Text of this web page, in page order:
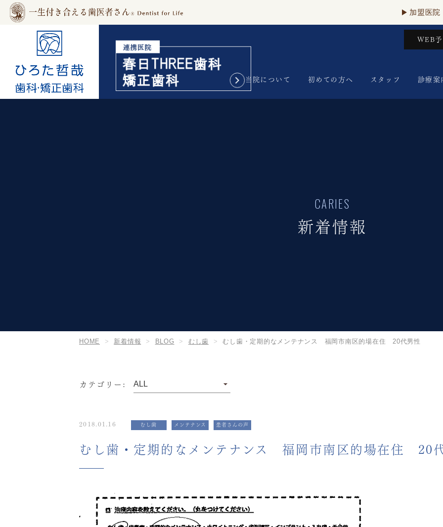
加盟医院
WEB
当院について 初めての方へ スタッフ 診療案
CARIES
新着情報
HOME 新着情報 BLOG むし歯 むし歯・定期的なメンテナンス 福岡市南区的場在住 20代男性
カテゴリー:
2018.01.16 むし歯 メンテナンス 患者さんの声
むし歯・定期的なメンテナンス 福岡市南区的場在住 20